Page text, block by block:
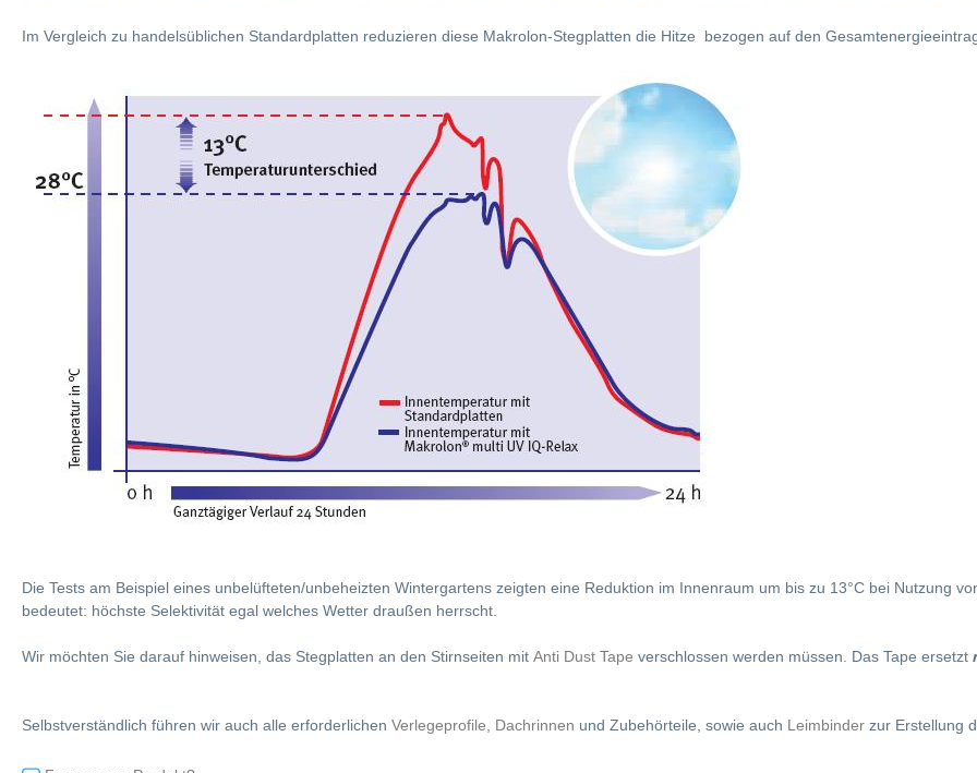
Im Vergleich zu handelsüblichen Standardplatten reduzieren diese Makrolon-Stegplatten die Hitze bezogen auf den
Die Tests am Beispiel eines unbelüfteten/unbeheizten Wintergartens zeigten eine Reduktion im Innenraum um bis zu 13°C bei Nutzung
bedeutet: höchste Selektivität egal welches Wetter draußen herrscht.
Wir möchten Sie darauf hinweisen, das Stegplatten an den Stirnseiten mit Anti Dust Tape verschlossen werden müssen. Das Tape ersetzt
Selbstverständlich führen wir auch alle erforderlichen Verlegeprofile Dachrinnen und Zubehörteile, sowie auch Leimbinder zur Erstellung